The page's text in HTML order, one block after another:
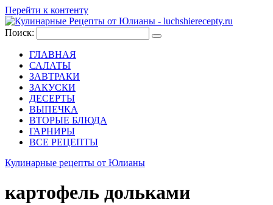
Перейти к контенту
Поиск:
ГЛАВНАЯ
САЛАТЫ
ЗАВТРАКИ
ЗАКУСКИ
ДЕСЕРТЫ
ВЫПЕЧКА
ВТОРЫЕ БЛЮДА
ГАРНИРЫ
ВСЕ РЕЦЕПТЫ
Кулинарные рецепты от Юлианы
картофель дольками